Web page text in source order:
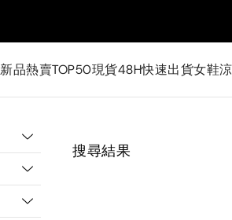
新品熱賣TOP50現貨48H快速出貨女鞋
搜尋結果